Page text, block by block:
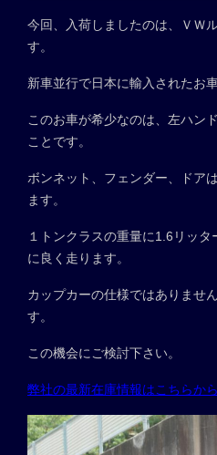
今回、入荷しましたのは、ＶＷ
す。
新車並行で日本に輸入されたお車
このお車が希少なのは、左ハン
ことです。
ボンネット、フェンダー、ドア
ます。
１トンクラスの重量に1.6リッ
に良く走ります。
カップカーの仕様ではありませ
す。
この機会にご検討下さい。
弊社の最新在庫情報はこちらか